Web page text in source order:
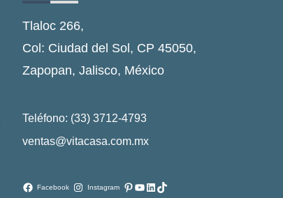
Tlaloc 266,
Col: Ciudad del Sol, CP 45050,
Zapopan, Jalisco, México
Teléfono: (33) 3712-4793
ventas@vitacasa.com.mx
Facebook Instagram Pinterest
YouTube
LinkedIn
TikTok